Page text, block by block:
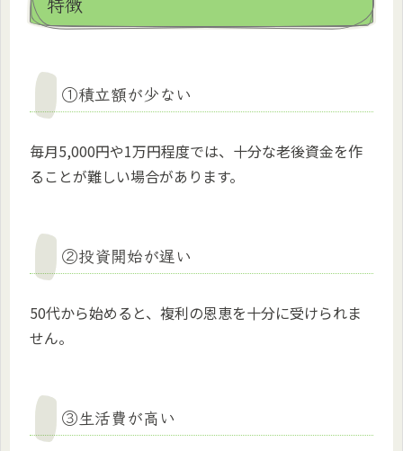
①積立額が少ない
毎月5,000円や1万円程度では、十分な老後資金を作
ることが難しい場合があります。
②投資開始が遅い
50代から始めると、複利の恩恵を十分に受けられま
せん。
③生活費が高い